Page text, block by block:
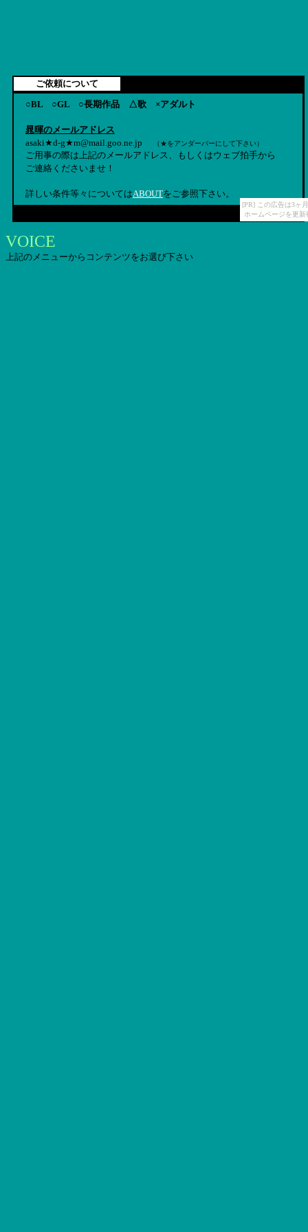
[PR] この広告は3ヶ
ホームページを更
ご依頼について
○BL ○GL ○長期作品 △歌 ×アダルト
晁暉のメールアドレス
asaki★d-g★m@mail.goo.ne.jp
（★をアンダーバーにして下さい）
ご用事の際は上記のメールアドレス、もしくはウェブ拍手から
ご連絡くださいませ！
詳しい条件等々についてはABOUTをご参照下さい。
VOICE
上記のメニューからコンテンツをお選び下さい